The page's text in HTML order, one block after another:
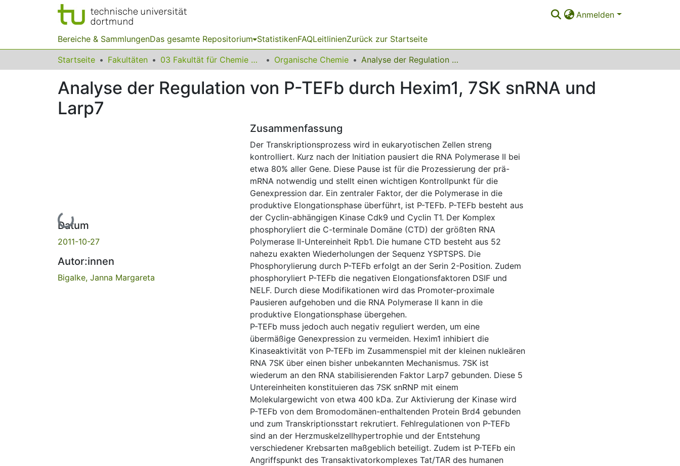
Anmelden
Bereiche & SammlungenDas gesamte Repositorium StatistikenFAQLeitlinienZurück zur Startseite
Startseite Fakultäten 03 Fakultät für Chemie und Chemische Biologie Organische Chemie Analyse der Regulation von P-TEFb durch Hexim1, 7SK snRNA und Larp7
Analyse der Regulation von P-TEFb durch Hexim1, 7SK snRNA und
Larp7
Lade...
Datum
2011-10-27
Autor:innen
Bigalke, Janna Margareta
Zusammenfassung
Der Transkriptionsprozess wird in eukaryotischen Zellen streng
kontrolliert. Kurz nach der Initiation pausiert die RNA Polymerase II bei
etwa 80% aller Gene. Diese Pause ist für die Prozessierung der prä-
mRNA notwendig und stellt einen wichtigen Kontrollpunkt für die
Genexpression dar. Ein zentraler Faktor, der die Polymerase in die
produktive Elongationsphase überführt, ist P-TEFb. P-TEFb besteht aus
der Cyclin-abhängigen Kinase Cdk9 und Cyclin T1. Der Komplex
phosphoryliert die C-terminale Domäne (CTD) der größten RNA
Polymerase II-Untereinheit Rpb1. Die humane CTD besteht aus 52
nahezu exakten Wiederholungen der Sequenz YSPTSPS. Die
Phosphorylierung durch P-TEFb erfolgt an der Serin 2-Position. Zudem
phosphoryliert P-TEFb die negativen Elongationsfaktoren DSIF und
NELF. Durch diese Modifikationen wird das Promoter-proximale
Pausieren aufgehoben und die RNA Polymerase II kann in die
produktive Elongationsphase übergehen.
P-TEFb muss jedoch auch negativ reguliert werden, um eine
übermäßige Genexpression zu vermeiden. Hexim1 inhibiert die
Kinaseaktivität von P-TEFb im Zusammenspiel mit der kleinen nukleären
RNA 7SK über einen bisher unbekannten Mechanismus. 7SK ist
wiederum an den RNA stabilisierenden Faktor Larp7 gebunden. Diese 5
Untereinheiten konstituieren das 7SK snRNP mit einem
Molekulargewicht von etwa 400 kDa. Zur Aktivierung der Kinase wird
P-TEFb von dem Bromodomänen-enthaltenden Protein Brd4 gebunden
und zum Transkriptionsstart rekrutiert. Fehlregulationen von P-TEFb
sind an der Herzmuskelzellhypertrophie und der Entstehung
verschiedener Krebsarten maßgeblich beteiligt. Zudem ist P-TEFb ein
Angriffspunkt des Transaktivatorkomplexes Tat/TAR des humanen